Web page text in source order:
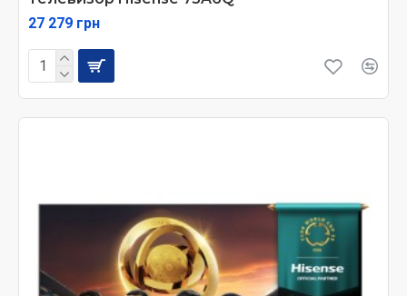
27 279 грн